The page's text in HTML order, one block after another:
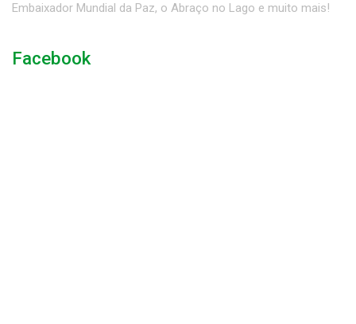
Embaixador Mundial da Paz, o Abraço no Lago e muito mais!
Facebook